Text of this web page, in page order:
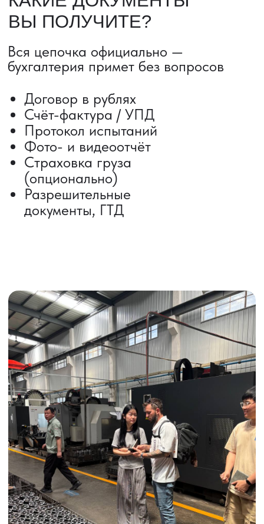
ВЫКУП ТОВАРОВ ИЗ КИТАЯ
Выкуп от 1 000 000 ₽
ИНДИВИДУАЛЬНЫЕ УСЛУГИ
Выгодные условия
Сертификация грузов
Консолидация грузов
Сопровождение грузов
Таможенное оформление
Страхование груза
Временное хранение
Организация производства
Проверка качества товара
Оплата и переговоры
с поставщиком
Инспекция поставщика
Товары для маркетплейсов
Получить консультацию
Сроки от 5 дней
Авиадоставка
Мультимодальные перевозки
Железнодорожные перевозки
Автогрузоперевозки
Негабаритные грузоперевозки
Доставка образцов
Получить консультацию